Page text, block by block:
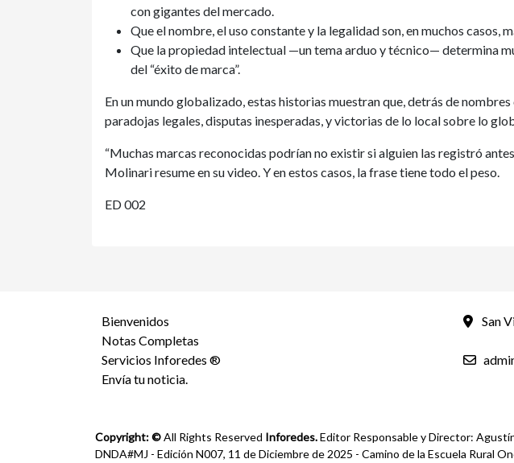
con gigantes del mercado.
Que el nombre, el uso constante y la legalidad son, en muchos casos,
Que la propiedad intelectual —un tema arduo y técnico— determina
del “éxito de marca”.
En un mundo globalizado, estas historias muestran que, detrás de
paradojas legales, disputas inesperadas, y victorias de lo local sobre lo
“Muchas marcas reconocidas podrían no existir si alguien las registró
Molinari resume en su video. Y en estos casos, la frase tiene todo el peso.
ED 002
Bienvenidos
Notas Completas
Servicios Inforedes ®
Envía tu noticia.
San
Copyright: ©All Rights Reserved Inforedes.Editor Responsable y Director:
DNDA#MJ - Edición N007, 11 de Diciembre de 2025 - Camino de la Escuela Rural